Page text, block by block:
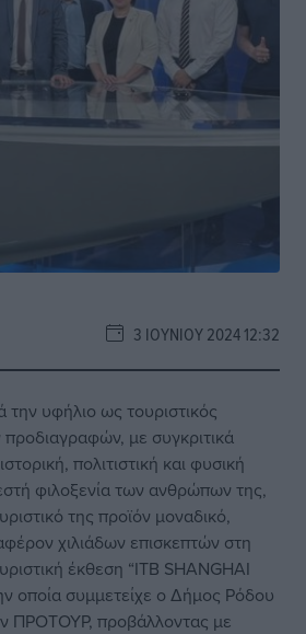
3 ΙΟΥΝΊΟΥ 2024 12:32
υφήλιο ως τουριστικός
με συγκριτικά
πολιτιστική και φυσική
φιλοξενία των ανθρώπων της,
της προϊόν μοναδικό,
χιλιάδων επισκεπτών στη
έκθεση “ΙΤΒ SHANGHAI
οποία συμμετείχε ο Δήμος Ρόδου
ΠΡΟΤΟΥΡ, προβάλλοντας με